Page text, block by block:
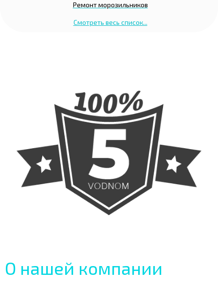
Ремонт морозильников
Смотреть весь список...
О нашей компании